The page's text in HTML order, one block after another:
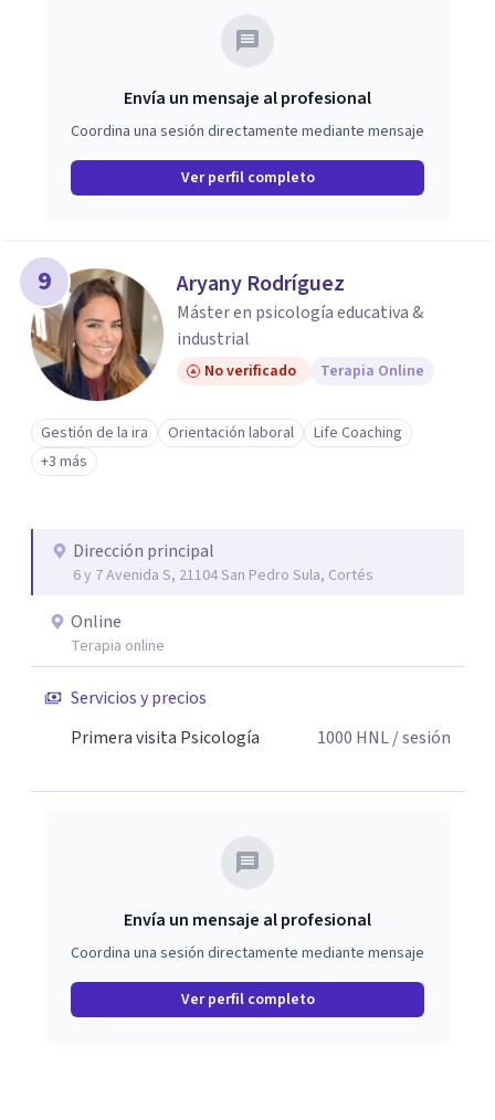
Envía un mensaje al profesional
Coordina una sesión directamente mediante mensaje
Ver perfil completo
9 Aryany Rodríguez
Máster en psicología educativa &
industrial
No verificado Terapia Online
Gestión de la ira Orientación laboral
Life Coaching
+3 más
Dirección principal
6 y 7 Avenida S, 21104 San Pedro Sula, Cortés
Online
Terapia online
Servicios y precios
Primera visita Psicología
1000 HNL/ sesión
Envía un mensaje al profesional
Coordina una sesión directamente mediante mensaje
Ver perfil completo